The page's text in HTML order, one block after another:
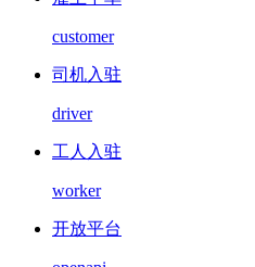
customer
司机入驻
driver
工人入驻
worker
开放平台